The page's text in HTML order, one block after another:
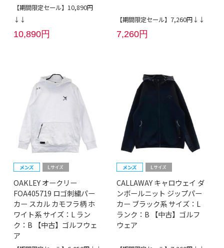
【期間限定セール】10,890円
↓↓
10,890円
【期間限定セール】7,260円↓↓
7,260円
OAKLEY オークリー
FOA405719 ロゴ刺繍パー
カー スカル カモフラ柄 ホ
ワイト系 サイズ：L ラン
ク：B 【中古】ゴルフウェ
ア
CALLAWAY キャロウェイ ダ
ンボールニット ジップパー
カー ブラック系 サイズ：L
ランク：B 【中古】ゴルフ
ウェア